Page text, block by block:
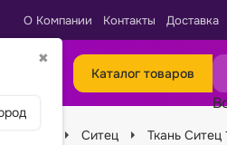
✖
О Компании Контакты Доставка
Каталог товаров
Ситец Ткань Ситец